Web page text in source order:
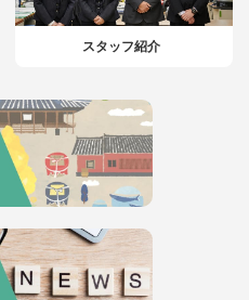
スタッフ紹介